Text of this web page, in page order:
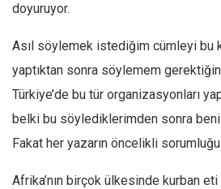
doyuruyor.
Asıl söylemek istediğim cümleyi bu
yaptıktan sonra söylemem
Türkiye’de bu tür organizasyonları
belki bu söylediklerimden sonra
Fakat her yazarın öncelikli
Afrika’nın birçok ülkesinde kurban eti